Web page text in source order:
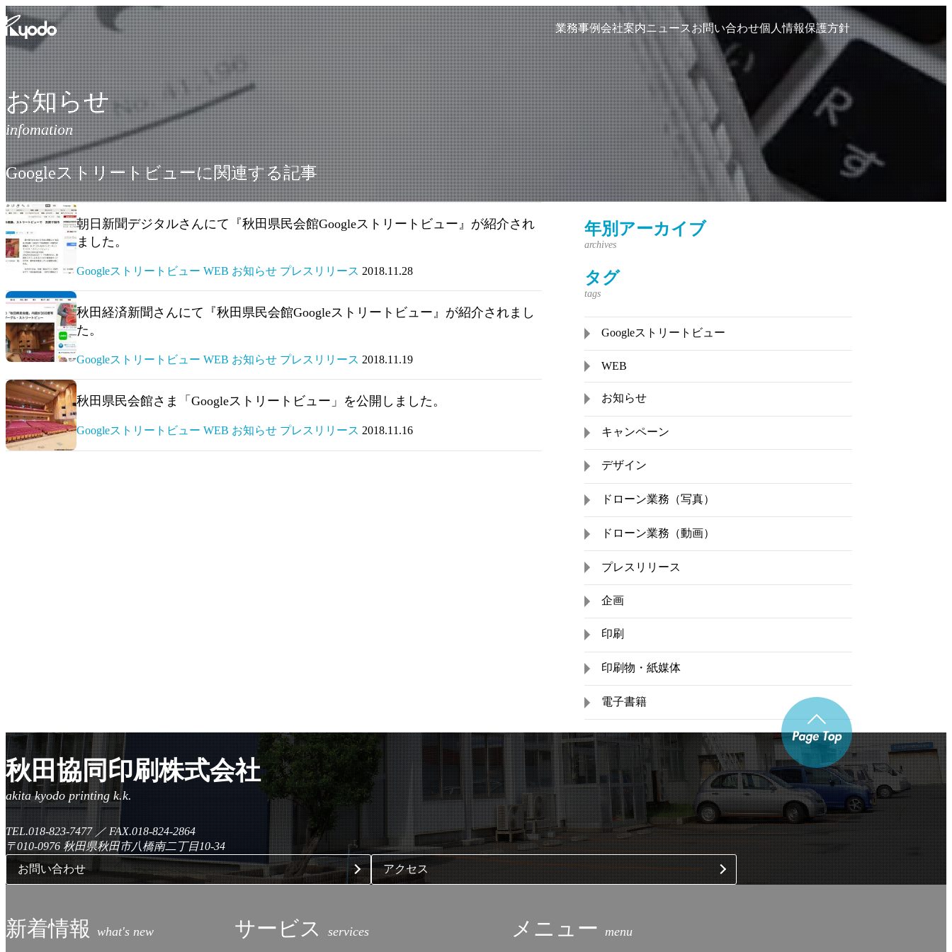
コ
ン
テ
ン
ツ
を
表
示
業務事例会社案内ニュースお問い合わせ個人情報保護方針
お知らせ
Googleストリートビューに関連する記事
朝日新聞デジタルさんにて『秋田県民会館Googleストリートビュー』が紹介され
ました。
Googleストリートビュー WEB お知らせ プレスリリース 2018.11.28
秋田経済新聞さんにて『秋田県民会館Googleストリートビュー』が紹介されまし
た。
Googleストリートビュー WEB お知らせ プレスリリース 2018.11.19
秋田県民会館さま「Googleストリートビュー」を公開しました。
Googleストリートビュー WEB お知らせ プレスリリース 2018.11.16
年別アーカイブ
タグ
Googleストリートビュー
WEB
お知らせ
キャンペーン
デザイン
ドローン業務（写真）
ドローン業務（動画）
プレスリリース
企画
印刷
印刷物・紙媒体
電子書籍
秋田協同印刷株式会社
TEL.018-823-7477／FAX.018-824-2864
〒010-0976秋田県秋田市八橋南二丁目10-34
お問い合わせ
アクセス
新着情報 サービス メニュー